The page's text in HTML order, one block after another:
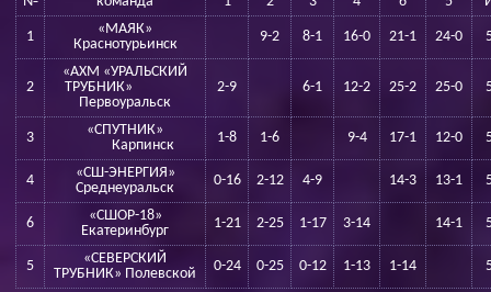
1
«МАЯК»
Краснотурьинск
9-2 8-1 16-0 21-1 24-0
2
«АХМ «УРАЛЬСКИЙ
ТРУБНИК»
Первоуральск
2-9 6-1 12-2 25-2 25-0
3
«СПУТНИК»
Карпинск
1-8 1-6 9-4 17-1 12-0
4
«СШ-ЭНЕРГИЯ»
Среднеуральск
0-16 2-12 4-9 14-3 13-1
6
«СШОР-18»
Екатеринбург
1-21 2-25 1-17 3-14 14-1
5
«СЕВЕРСКИЙ
ТРУБНИК» Полевской
0-24 0-25 0-12 1-13 1-14